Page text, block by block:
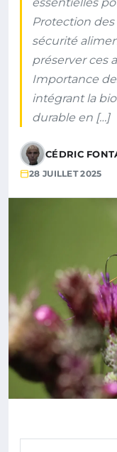
Protection
sécurité
préserver ces
Importance
intégrant la
durable en […]
CÉDRIC
28 JUILLET 2025